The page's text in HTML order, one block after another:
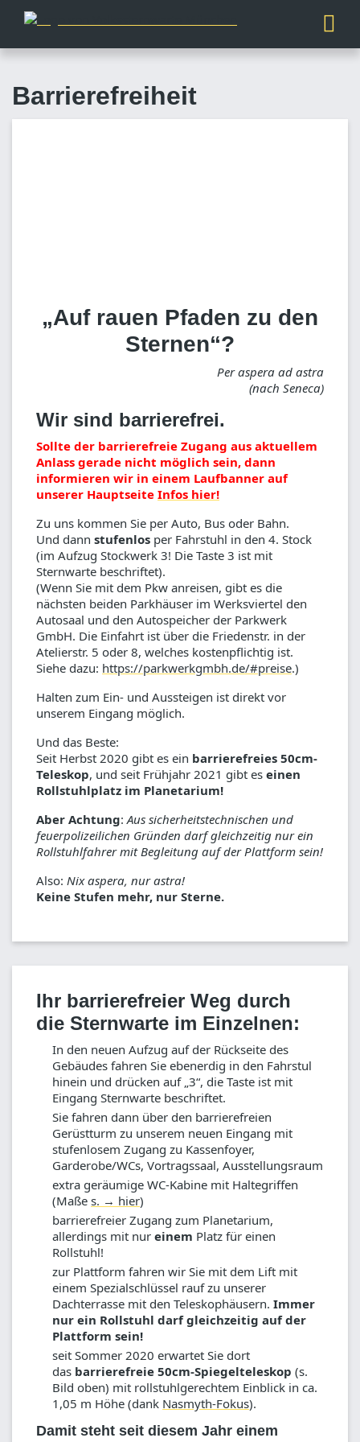
Barrierefreiheit
„Auf rauen Pfaden zu den
Sternen“?
Per aspera ad astra
(nach Seneca)
Wir sind barrierefrei.
Sollte der barrierefreie Zugang aus aktuellem
Anlass gerade nicht möglich sein, dann
informieren wir in einem Laufbanner auf
unserer Hauptseite Infos hier!
Zu uns kommen Sie per Auto, Bus oder Bahn.
Und dann stufenlos per Fahrstuhl in den 4. Stock
(im Aufzug Stockwerk 3! Die Taste 3 ist mit
Sternwarte beschriftet).
(Wenn Sie mit dem Pkw anreisen, gibt es die
nächsten beiden Parkhäuser im Werksviertel den
Autosaal und den Autospeicher der Parkwerk
GmbH. Die Einfahrt ist über die Friedenstr. in der
Atelierstr. 5 oder 8, welches kostenpflichtig ist.
Siehe dazu: https://parkwerkgmbh.de/#preise.)
Halten zum Ein- und Aussteigen ist direkt vor
unserem Eingang möglich.
Und das Beste:
Seit Herbst 2020 gibt es ein barrierefreies 50cm-
Teleskop, und seit Frühjahr 2021 gibt es einen
Rollstuhlplatz im Planetarium!
Aber Achtung:Aus sicherheitstechnischen und
feuerpolizeilichen Gründen darf gleichzeitig nur ein
Rollstuhlfahrer mit Begleitung auf der Plattform sein!
Also: Nix aspera, nur astra!
Keine Stufen mehr, nur Sterne.
Ihr barrierefreier Weg durch
die Sternwarte im Einzelnen:
In den neuen Aufzug auf der Rückseite des
Gebäudes fahren Sie ebenerdig in den Fahrstul
hinein und drücken auf „3“, die Taste ist mit
Eingang Sternwarte beschriftet.
Sie fahren dann über den barrierefreien
Gerüstturm zu unserem neuen Eingang mit
stufenlosem Zugang zu Kassenfoyer,
Garderobe/WCs, Vortragssaal, Ausstellungsraum
extra geräumige WC-Kabine mit Haltegriffen
(Maße s. → hier)
barrierefreier Zugang zum Planetarium,
allerdings mit nur einem Platz für einen
Rollstuhl!
zur Plattform fahren wir Sie mit dem Lift mit
einem Spezialschlüssel rauf zu unserer
Dachterrasse mit den Teleskophäusern. Immer
nur ein Rollstuhl darf gleichzeitig auf der
Plattform sein!
seit Sommer 2020 erwartet Sie dort
das barrierefreie 50cm-Spiegelteleskop (s.
Bild oben) mit rollstuhlgerechtem Einblick in ca.
1,05 m Höhe (dank Nasmyth-Fokus).
Damit steht seit diesem Jahr einem